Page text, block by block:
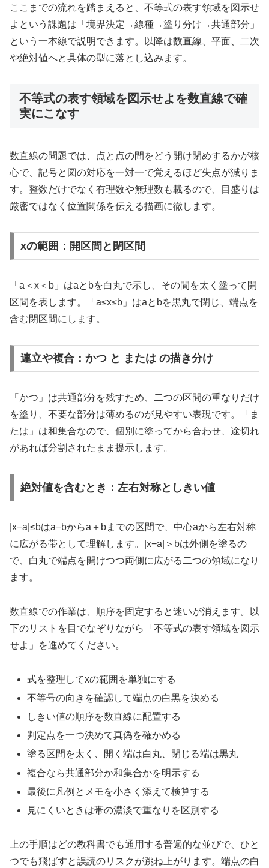
ここまでの流れを踏まえると、不等式の表す領域を図示せ
よという課題は「境界決定→線種→塗り分け→共通部分」
という一本線で説明できます。以降は数直線、平面、二次
や絶対値へと具体の型に落とし込みます。
不等式の表す領域を図示せよを数直線で確
実にこなす
数直線の問題では、点と点の間をどう開け閉めするかが核
心で、記号と図の対応を一対一で覚えるほど失点が減りま
す。整数だけでなく有理数や無理数も載るので、目盛りは
厳密ではなく位置関係を伝える描画に徹します。
xの範囲：開区間と閉区間
「a＜x＜b」はaとbを白丸で示し、その間を太く塗って開
区間を表します。「a≤x≤b」はaとbを黒丸で閉じ、端点を
含む閉区間にします。
連立や複合：かつ と または の描き分け
「かつ」は共通部分を残すため、二つの区間の重なりだけ
を塗り、不要な部分は薄めるのが見やすい表現です。「ま
たは」は和集合なので、個別に塗ってから合わせ、途切れ
があれば分割されたまま提示します。
絶対値を含むとき：左右対称としきい値
|x−a|≤bはa−bからa＋bまでの区間で、中心aから左右対称
に広がる帯として理解します。|x−a|＞bは外側を塗るの
で、白丸で端点を開けつつ両側に広がる二つの領域になり
ます。
数直線での作業は、順序を固定すると迷いが消えます。以
下のリストを目でなぞりながら「不等式の表す領域を図示
せよ」を進めてください。
式を整理してxの範囲を単独にする
不等号の向きを確認して端点の白黒を決める
しきい値の順序を数直線に配置する
判定点を一つ決めて真偽を確かめる
塗る区間を太く、開く端は白丸、閉じる端は黒丸
複合なら共通部分か和集合かを明示する
最後に凡例とメモを小さく添えて検算する
見にくいときは帯の濃淡で重なりを区別する
上の手順はどの教科書でも通用する普遍的な並びで、ひと
つでも飛ばすと誤読のリスクが跳ね上がります。端点の白